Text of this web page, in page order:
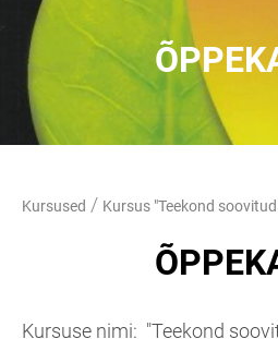
Kursused / Kursus "Teekond
Kursuse nimi: "Teekond